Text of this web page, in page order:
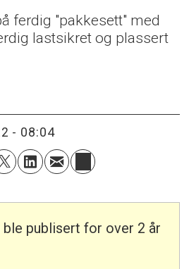
ferdig "pakkesett" med
lastsikret og plassert
- 08:04
ble publisert for over 2 år